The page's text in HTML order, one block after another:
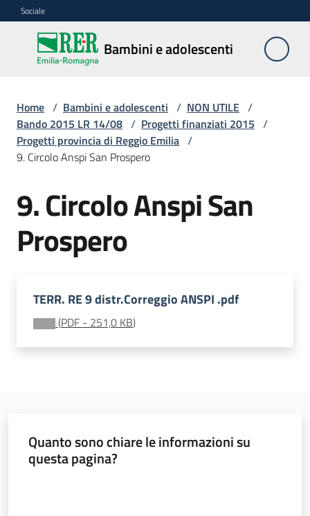
Vai al contenuto
Vai alla navigazione
Vai al footer
Sociale
Bambini e adolescenti
Bambini e
adolescenti
Accoglienza,
tutela
e
Adolescenza
soggiorni
socioeducativi
Home / Bambini e adolescenti / NON UTILE /
Bando 2015 LR 14/08 / Progetti finanziati 2015 /
Progetti provincia di Reggio Emilia /
9. Circolo Anspi San Prospero
9. Circolo Anspi San
Prospero
TERR. RE 9 distr.Correggio ANSPI .pdf
(PDF - 251,0 KB)
Quanto sono chiare le informazioni su
questa pagina?